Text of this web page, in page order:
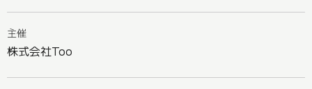
主催
株式会社Too